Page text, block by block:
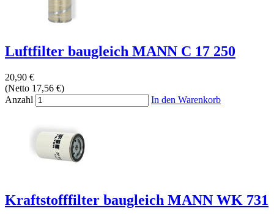
Luftfilter baugleich MANN C 17 250
20,90 €
(Netto 17,56 €)
Anzahl
In den Warenkorb
Kraftstofffilter baugleich MANN WK 731